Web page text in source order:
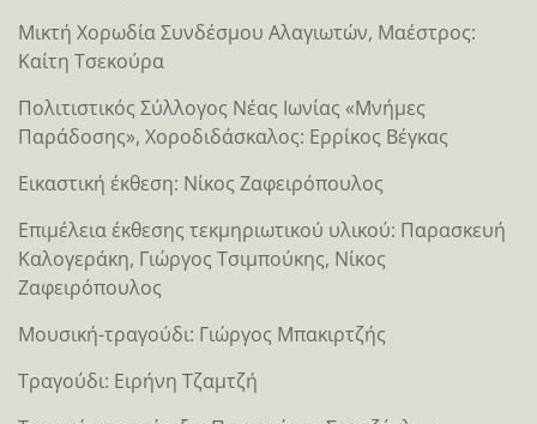
Μικτή Χορωδία Συνδέσμου Αλαγιωτών, Μαέστρος:
Καίτη Τσεκούρα
Πολιτιστικός Σύλλογος Νέας Ιωνίας «Μνήμες
Παράδοσης», Χοροδιδάσκαλος: Ερρίκος Βέγκας
Εικαστική έκθεση: Νίκος Ζαφειρόπουλος
Επιμέλεια έκθεσης τεκμηριωτικού υλικού: Παρασκευή
Καλογεράκη, Γιώργος Τσιμπούκης, Νίκος
Ζαφειρόπουλος
Μουσική-τραγούδι: Γιώργος Μπακιρτζής
Τραγούδι: Ειρήνη Τζαμτζή